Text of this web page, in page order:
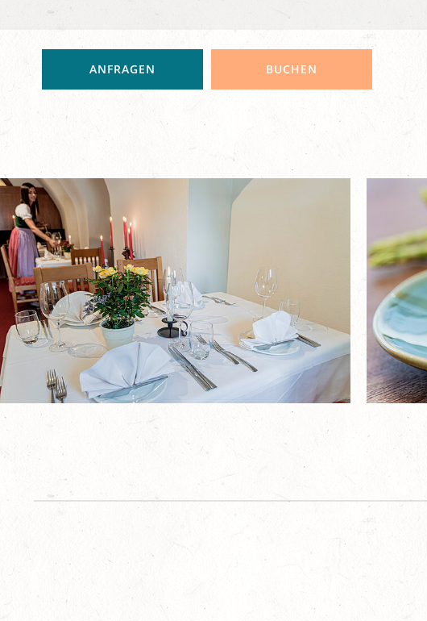
ANFRAGEN BUCHEN